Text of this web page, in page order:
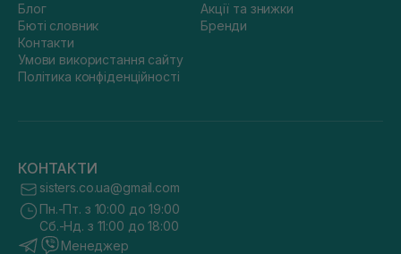
Блог
Бюті словник
Контакти
Умови використання сайту
Політика конфіденційності
Акції та знижки
Бренди
КОНТАКТИ
sisters.co.ua@gmail.com
Пн.-Пт. з 10:00 до 19:00
Сб.-Нд. з 11:00 до 18:00
Менеджер